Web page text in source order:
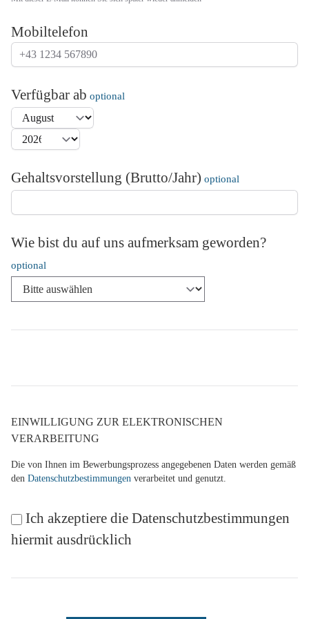
Mobiltelefon
Verfügbar ab
Gehaltsvorstellung (Brutto/Jahr)
Wie bist du auf uns aufmerksam geworden?
EINWILLIGUNG ZUR ELEKTRONISCHEN
VERARBEITUNG
Die von Ihnen im Bewerbungsprozess angegebenen Daten werden gemäß
den Datenschutzbestimmungen verarbeitet und genutzt.
Ich akzeptiere die Datenschutzbestimmungen
hiermit ausdrücklich